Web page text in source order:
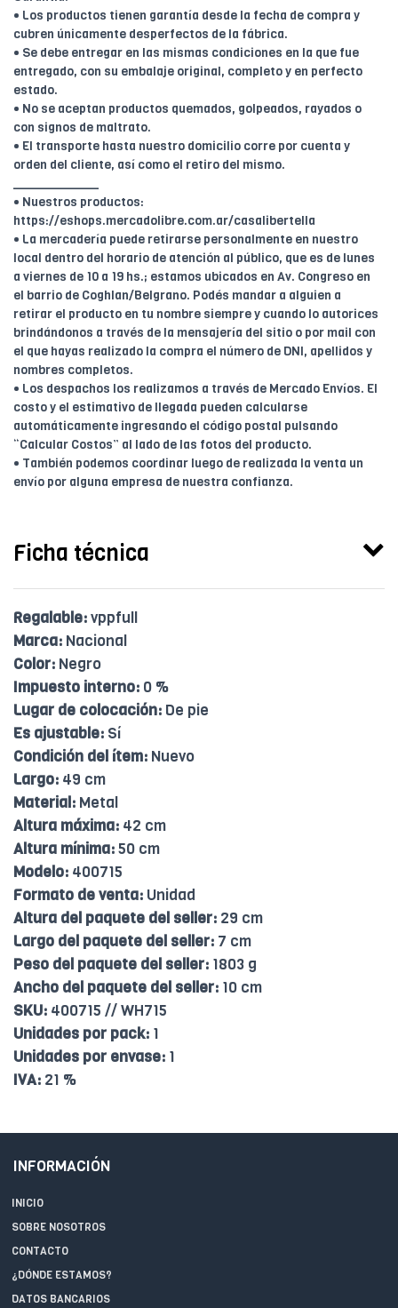
• Los productos tienen garantía desde la fecha de compra y
cubren únicamente desperfectos de la fábrica.
• Se debe entregar en las mismas condiciones en la que fue
entregado, con su embalaje original, completo y en perfecto
estado.
• No se aceptan productos quemados, golpeados, rayados o
con signos de maltrato.
• El transporte hasta nuestro domicilio corre por cuenta y
orden del cliente, así como el retiro del mismo.
____________
• Nuestros productos:
https://eshops.mercadolibre.com.ar/casalibertella
• La mercadería puede retirarse personalmente en nuestro
local dentro del horario de atención al público, que es de lunes
a viernes de 10 a 19 hs.; estamos ubicados en Av. Congreso en
el barrio de Coghlan/Belgrano. Podés mandar a alguien a
retirar el producto en tu nombre siempre y cuando lo autorices
brindándonos a través de la mensajería del sitio o por mail con
el que hayas realizado la compra el número de DNI, apellidos y
nombres completos.
• Los despachos los realizamos a través de Mercado Envíos. El
costo y el estimativo de llegada pueden calcularse
automáticamente ingresando el código postal pulsando
“Calcular Costos” al lado de las fotos del producto.
• También podemos coordinar luego de realizada la venta un
envío por alguna empresa de nuestra confianza.
Ficha técnica
Regalable:vppfull
Marca: Nacional
Color: Negro
Impuesto interno: 0 %
Lugar de colocación: De pie
Es ajustable: Sí
Condición del ítem: Nuevo
Largo: 49 cm
Material: Metal
Altura máxima: 42 cm
Altura mínima:50 cm
Modelo: 400715
Formato de venta: Unidad
Altura del paquete del seller: 29 cm
Largo del paquete del seller: 7 cm
Peso del paquete del seller: 1803 g
Ancho del paquete del seller: 10 cm
SKU: 400715 // WH715
Unidades por pack: 1
Unidades por envase: 1
IVA: 21 %
INFORMACIÓN
INICIO
SOBRE NOSOTROS
CONTACTO
¿DÓNDE ESTAMOS?
DATOS BANCARIOS